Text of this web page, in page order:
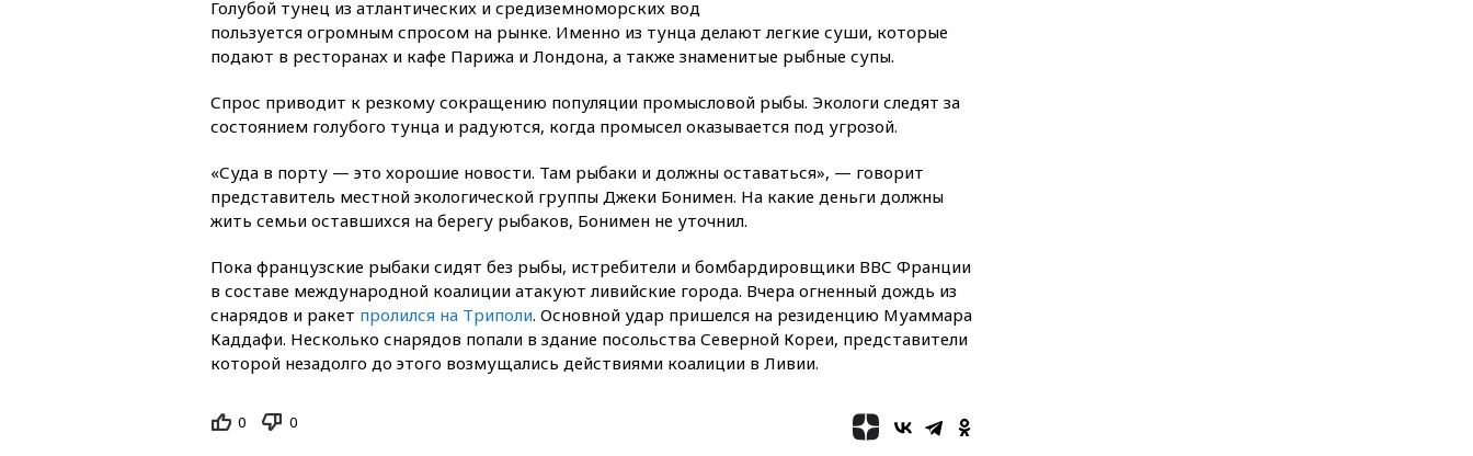
10:31ВС РФ ударили по
одесской портовой
10:10
Премьер Японии снова
не упомянула, чья атомная
09:47 Два ребенка ранены в
ходе атаки БПЛА на Белгород
сбито 153 украинских БПЛА
08:50Состояние здоровья
Джо Байдена ухудшилось
07:40 OpenAI приостановила
выпуск модели Astra и-за
У берегов Италии
обнаружили затонувшее
Голубой тунец из атлантических и средиземноморских вод
пользуется огромным спросом на рынке. Именно из тунца делают легкие суши, которые
подают в ресторанах и кафе Парижа и Лондона, а также знаменитые рыбные супы.
Спрос приводит к резкому сокращению популяции промысловой рыбы. Экологи следят за
состоянием голубого тунца и радуются, когда промысел оказывается под угрозой.
«Суда в порту — это хорошие новости. Там рыбаки и должны оставаться», — говорит
представитель местной экологической группы Джеки Бонимен. На какие деньги должны
жить семьи оставшихся на берегу рыбаков, Бонимен не уточнил.
Пока французские рыбаки сидят без рыбы, истребители и бомбардировщики ВВС Франции
в составе международной коалиции атакуют ливийские города. Вчера огненный дождь из
снарядов и ракет пролился на Триполи. Основной удар пришелся на резиденцию Муаммара
Каддафи. Несколько снарядов попали в здание посольства Северной Кореи, представители
которой незадолго до этого возмущались действиями коалиции в Ливии.
0 0